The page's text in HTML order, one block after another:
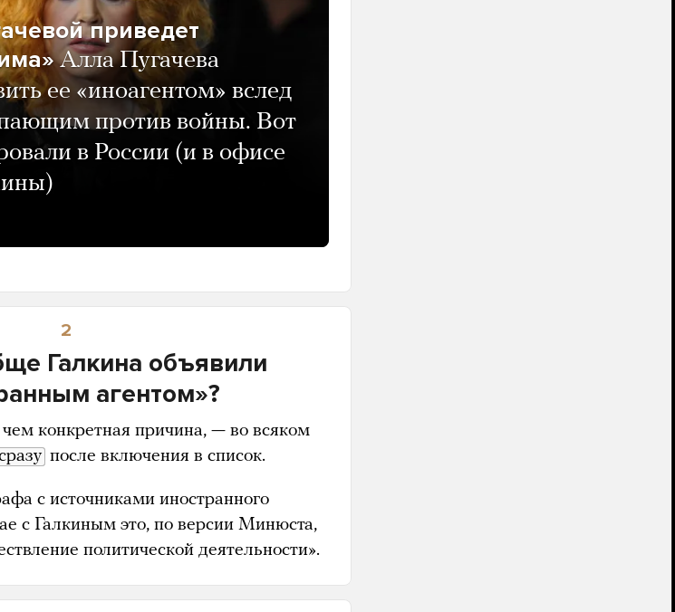
приведет
Алла Пугачева
ее «иноагентом» вслед
против войны. Вот
в России (и в офисе
2
Галкина объявили
агентом»?
конкретная причина, — во всяком
после включения в список.
с источниками иностранного
с Галкиным это, по версии Минюста,
политической деятельности».